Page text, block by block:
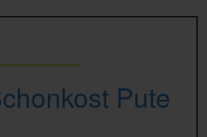
Pute